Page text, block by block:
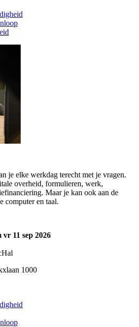
je elke werkdag terecht met je vragen.
overheid, formulieren, werk,
Maar je kan ook aan de
computer en taal.
vr 11 sep 2026
1000